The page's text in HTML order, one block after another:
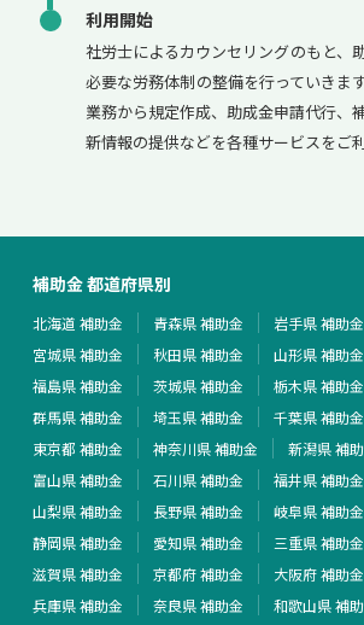
利用開始
社労士によるカウンセリングのもと、
必要な労務体制の整備を行っていきま
業務から規定作成、助成金申請代行、
新情報の提供などを各種サービスをご
補助金 都道府県別
北海道 補助金 青森県 補助金
岩手県 補助金
宮城県 補助金
秋田県 補助金
山形県 補助金
福島県 補助金
茨城県 補助金
栃木県 補助金
群馬県 補助金
埼玉県 補助金
千葉県 補助金
東京都 補助金
神奈川県 補助金
新潟県 補
富山県 補助金
石川県 補助金
福井県 補助金
山梨県 補助金
長野県 補助金
岐阜県 補助金
静岡県 補助金
愛知県 補助金
三重県 補助金
滋賀県 補助金
京都府 補助金
大阪府 補助金
兵庫県 補助金
奈良県 補助金
和歌山県 補